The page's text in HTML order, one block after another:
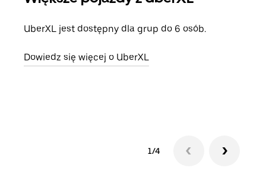
UberXL jest dostępny dla grup do 6 osób.
Dowiedz się więcej o UberXL
1/4